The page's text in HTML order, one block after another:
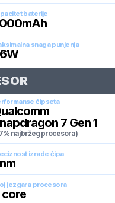
baterije
mAh
snaga punjenja
W
čipseta
7 Gen 1
najbržeg procesora)
izrade čipa
nm
jezgara procesora
core